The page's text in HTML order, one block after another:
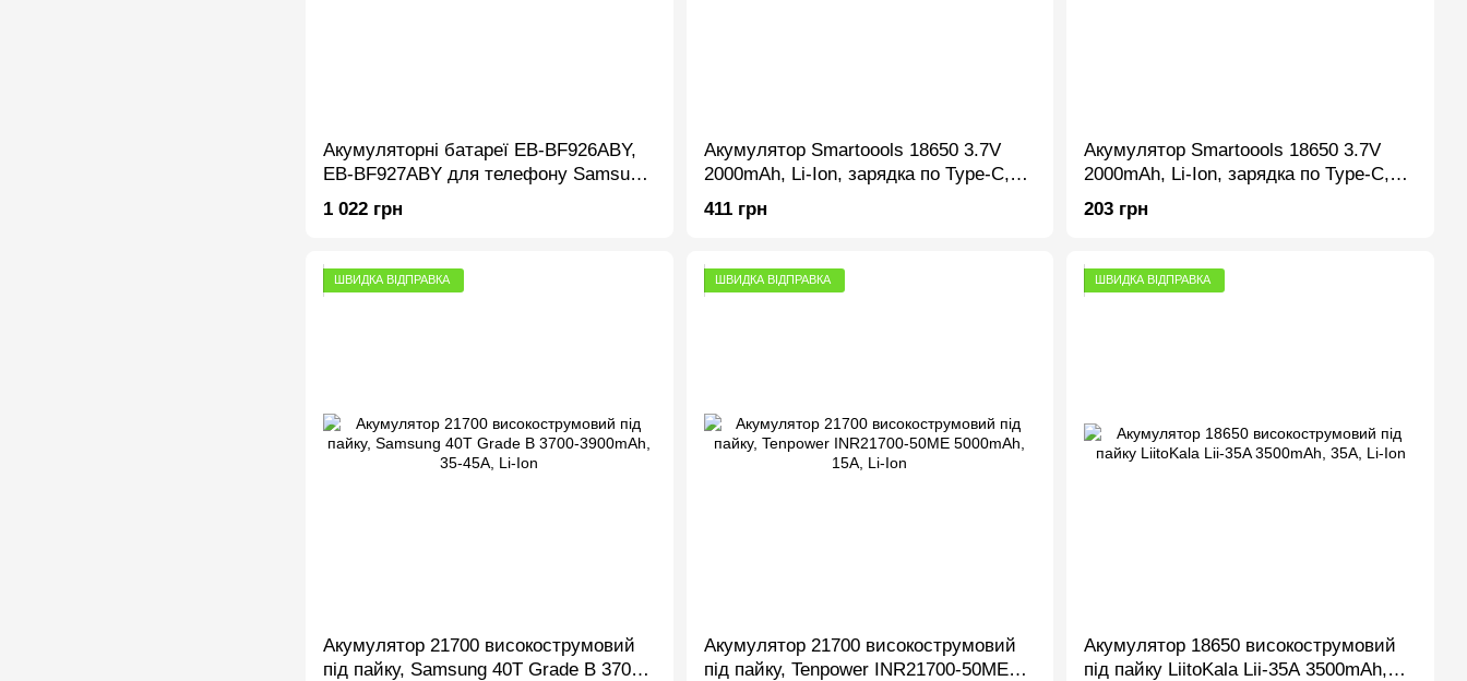
Акумуляторні батареї EB-BF926ABY,
EB-BF927ABY для телефону Samsung
F926 Galaxy Z Fold3 5G,
2280mAh/2120mAh
1 022 грн
Акумулятор Smartoools 18650 3.7V
2000mAh, Li-Ion, зарядка по Type-C,
упаковка 2 шт
411 грн
Акумулятор Smartoools 18650 3.7V
2000mAh, Li-Ion, зарядка по Type-C,
упаковка 1 шт
203 грн
ШВИДКА ВІДПРАВКА
Акумулятор 21700 високострумовий
під пайку, Samsung 40T Grade B 3700-
ШВИДКА ВІДПРАВКА
Акумулятор 21700 високострумовий
під пайку, Tenpower INR21700-50ME
ШВИДКА ВІДПРАВКА
Акумулятор 18650 високострумовий
під пайку LiitoKala Lii-35A 3500mAh,